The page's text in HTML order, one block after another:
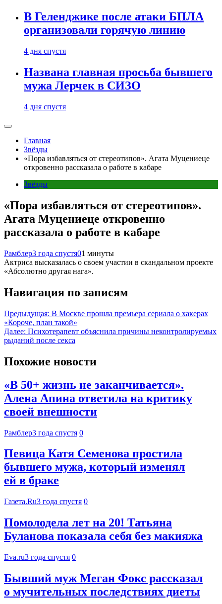
В Геленджике после атаки БПЛА
организовали горячую линию
4 дня спустя
Названа главная просьба бывшего
мужа Лерчек в СИЗО
4 дня спустя
Главная
Звёзды
«Пора избавляться от стереотипов». Агата Муцениеце
откровенно рассказала о работе в кабаре
Звёзды
«Пора избавляться от стереотипов».
Агата Муцениеце откровенно
рассказала о работе в кабаре
Рамблер3 года спустя01 минуты
Актриса высказалась о своем участии в скандальном проекте
«Абсолютно другая нага».
Навигация по записям
Предыдущая: В Москве прошла премьера сериала о хакерах
«Короче, план такой»
Далее: Психотерапевт объяснила причины неконтролируемых
рыданий после секса
Похожие новости
«В 50+ жизнь не заканчивается».
Алена Апина ответила на критику
своей внешности
Рамблер3 года спустя 0
Певица Катя Семенова простила
бывшего мужа, который изменял
ей в браке
Газета.Ru3 года спустя 0
Помолодела лет на 20! Татьяна
Буланова показала себя без макияжа
Eva.ru3 года спустя 0
Бывший муж Меган Фокс рассказал
о мучительных последствиях диеты